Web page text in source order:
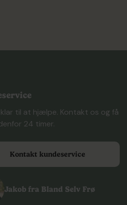
til at hjælpe. Kontakt os og få
24 timer.
Kontakt kundeservice
Jakob fra Bland Selv Frø